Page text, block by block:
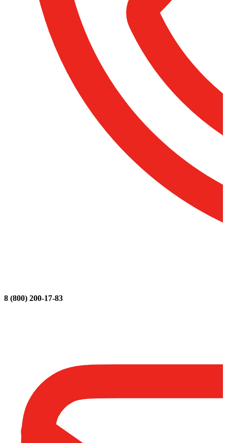
8 (800) 200-17-83